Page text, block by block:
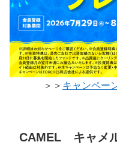
＞＞ キャンペー
CAMEL キャメ